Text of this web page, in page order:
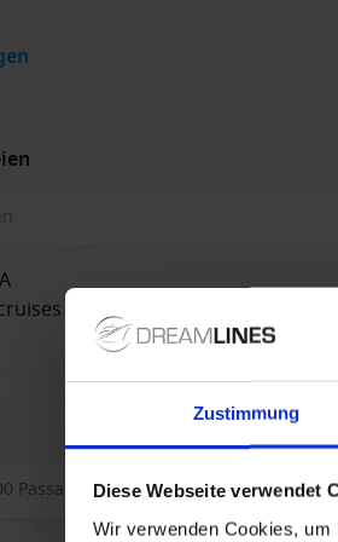
Zustimmung
Diese Webseite verwendet
Wir verwenden Cookies,
Passagiere) Mittel(500-1500)